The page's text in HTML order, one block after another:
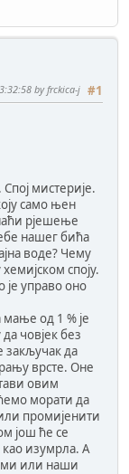
#1
by frckica-j
мистерије.
само њен
рјешење
нашег бића
воде? Чему
споју.
је управо оно
од 1 % је
човјек без
закључак да
врсте. Оне
овим
морати да
промијенити
још ће се
као изумрла. А
ми или наши